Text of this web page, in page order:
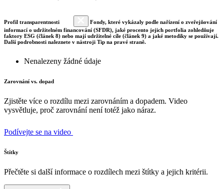
Profil transparentnosti
Fondy, které vykázaly podle nařízení o zveřejňování
informací o udržitelném financování (SFDR), jaké procento jejich portfolia zohledňuje
faktory ESG (článek 8) nebo mají udržitelné cíle (článek 9) a jaké metodiky se používají.
Další podrobnosti naleznete v nástroji Tip na pravé straně.
Nenalezeny žádné údaje
Zarovnání vs. dopad
Zjistěte více o rozdílu mezi zarovnáním a dopadem. Video
vysvětluje, proč zarovnání není totéž jako náraz.
Podívejte se na video
Štítky
Přečtěte si další informace o rozdílech mezi štítky a jejich kritérii.